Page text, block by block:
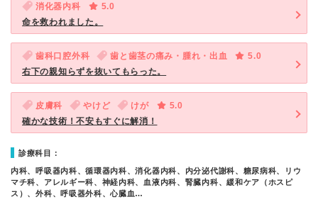
消化器内科
5.0
命を救われました。
歯科口腔外科 歯と歯茎の痛み・腫れ・出血
5.0
右下の親知らずを抜いてもらった。
皮膚科 やけど けが
5.0
確かな技術！不安もすぐに解消！
診療科目：
内科、呼吸器内科、循環器内科、消化器内科、内分泌代謝科、糖尿病科、リウ
マチ科、アレルギー科、神経内科、血液内科、腎臓内科、緩和ケア（ホスピ
ス）、外科、呼吸器外科、心臓血…